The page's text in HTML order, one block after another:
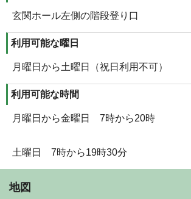
玄関ホール左側の階段登り口
利用可能な曜日
月曜日から土曜日（祝日利用不可）
利用可能な時間
月曜日から金曜日 7時から20時
土曜日 7時から19時30分
地図